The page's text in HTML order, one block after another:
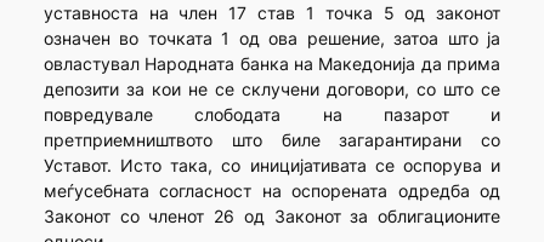
уставноста на член 17 став 1 точка 5 од законот
означен во точката 1 од ова решение, затоа што ја
овластувал Народната банка на Македонија да прима
депозити за кои не се склучени договори, со што се
повредувале слободата на пазарот и
претприемништвото што биле загарантирани со
Уставот. Исто така, со иницијативата се оспорува и
меѓусебната согласност на оспорената одредба од
Законот со членот 26 од Законот за облигационите